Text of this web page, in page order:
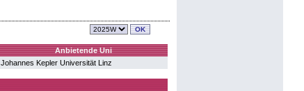
Anbietende Uni
Johannes Kepler Universität Linz